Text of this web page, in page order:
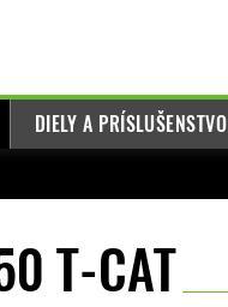
DIELY A PRÍSLUŠENSTVO
T-CAT